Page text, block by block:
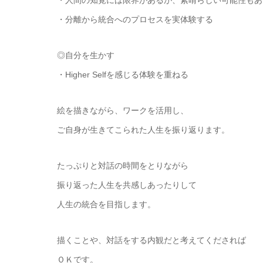
・分離から統合へのプロセスを実体験する
◎自分を生かす
・Higher Selfを感じる体験を重ねる
絵を描きながら、ワークを活用し、
ご自身が生きてこられた人生を振り返ります。
たっぷりと対話の時間をとりながら
振り返った人生を共感しあったりして
人生の統合を目指します。
描くことや、対話をする内観だと考えてくだされば
ＯＫです。